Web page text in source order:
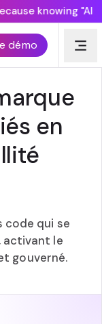
knowing "AI
démo
en
code qui se
activant le
gouverné.